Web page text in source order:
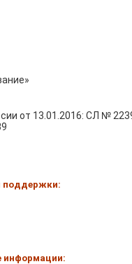
от 13.01.2016: СЛ №
поддержки:
информации: